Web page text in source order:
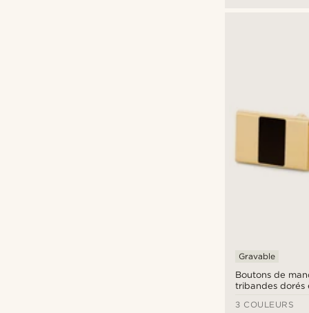
Boutons de
tribandes dorés
Gravable
3 COULEURS